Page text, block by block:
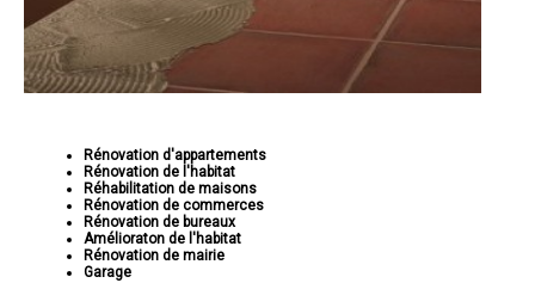
Rénovation d'appartements
Rénovation de l'habitat
Réhabilitation de maisons
Rénovation de commerces
Rénovation de bureaux
Amélioraton de l'habitat
Rénovation de mairie
Garage